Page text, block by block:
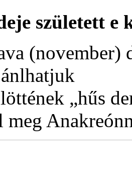
született e
(november)
„hűs
meg